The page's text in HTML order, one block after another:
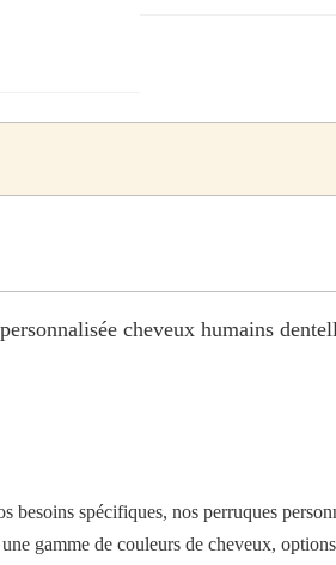
cheveux humains
besoins spécifiques, nos perruques
gamme de couleurs de cheveux,